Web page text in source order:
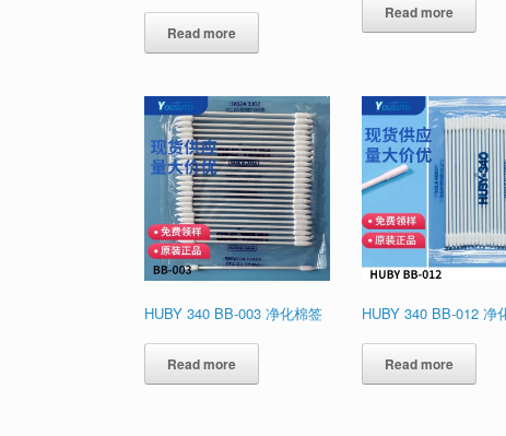
Read more
Read more
HUBY 340 BB-003 净化棉签
Read more
HUBY 340 BB-012 净
Read more